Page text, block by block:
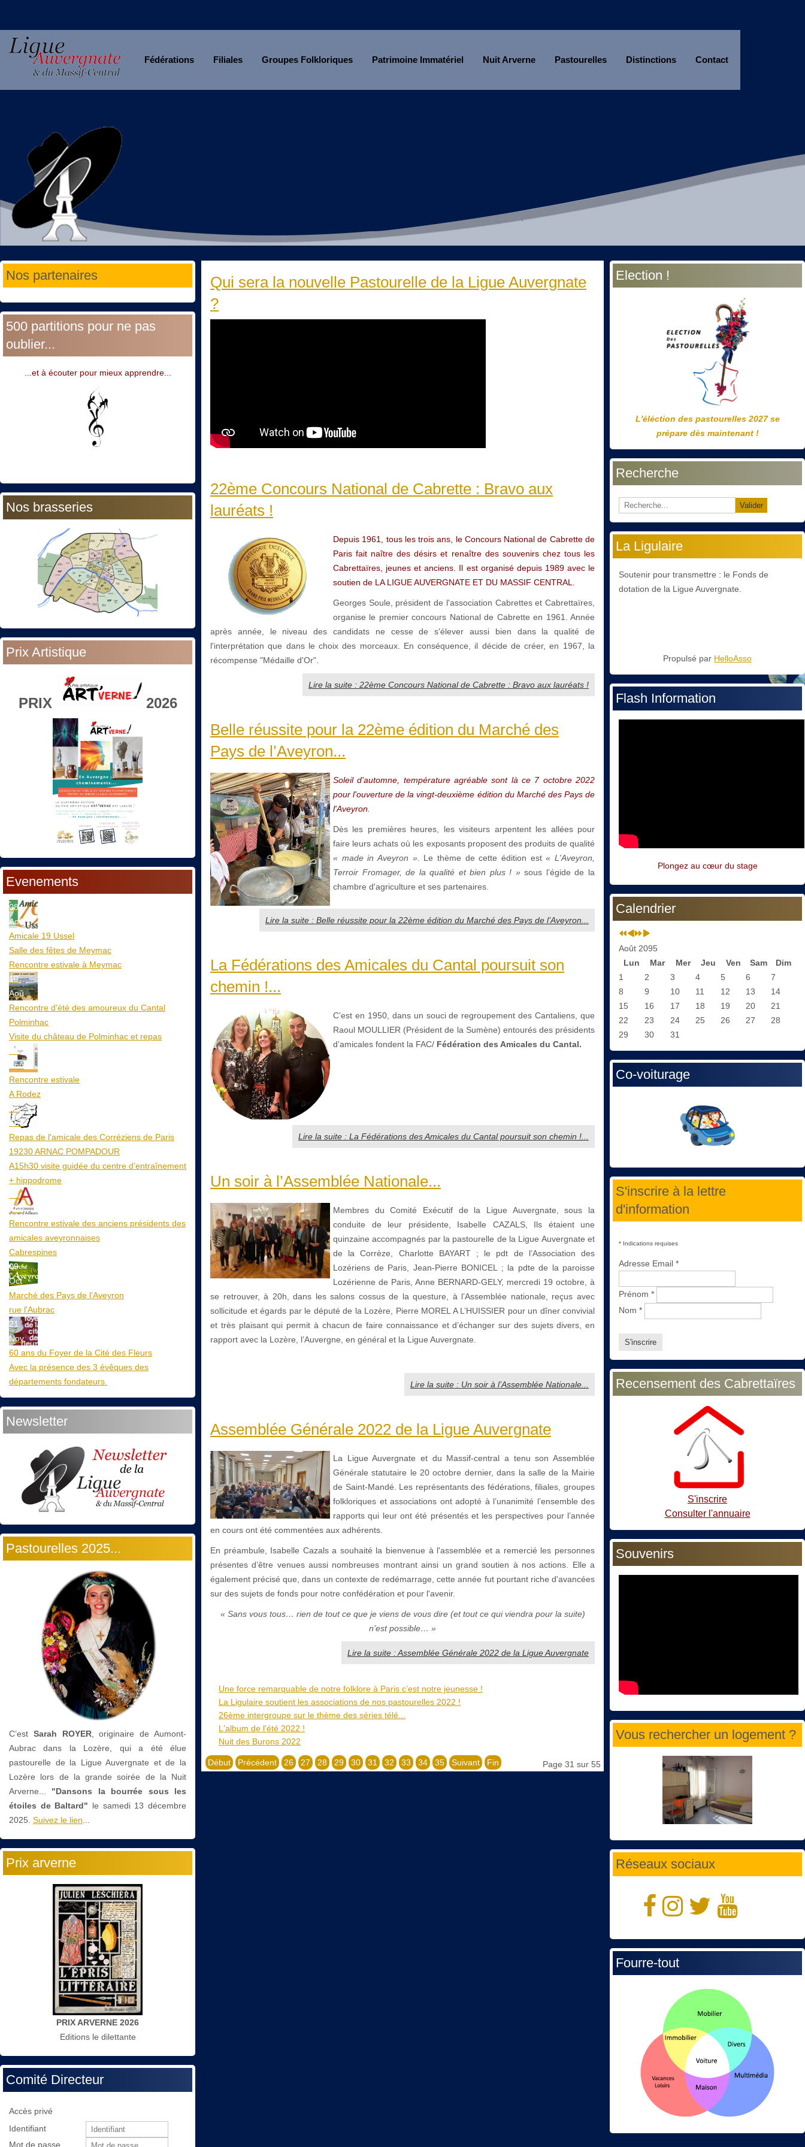
Fédérations Filiales Groupes Folkloriques Patrimoine Immatériel Nuit Arverne Pastourelles Distinctions Contact
Nos partenaires
500 partitions pour ne pas
oublier...
...et à écouter pour mieux apprendre...
Nos brasseries
Prix Artistique
PRIX 2026
Evenements
08
Aoû
Amicale 19 Ussel
Salle des fêtes de Meymac
Rencontre estivale à Meymac
10
Aoû
Rencontre d'été des amoureux du Cantal
Polminhac
Visite du château de Polminhac et repas
12
Aoû
Rencontre estivale
A Rodez
23
Aoû
Repas de l'amicale des Corréziens de Paris
19230 ARNAC POMPADOUR
A15h30 visite guidée du centre d’entraînement
+ hippodrome
25
Aoû
Rencontre estivale des anciens présidents des
amicales aveyronnaises
Cabrespines
09
Oct
Marché des Pays de l’Aveyron
rue l'Aubrac
21
Nov
60 ans du Foyer de la Cité des Fleurs
Avec la présence des 3 évêques des
départements fondateurs.
Newsletter
Pastourelles 2025...
C’est Sarah ROYER, originaire de Aumont-
Aubrac dans la Lozère, qui a été élue
pastourelle de la Ligue Auvergnate et de la
Lozère lors de la grande soirée de la Nuit
Arverne...
"Dansons la bourrée sous les
étoiles de Baltard" le samedi 13 décembre
2025. Suivez le lien
Prix arverne
PRIX ARVERNE 2026
Editions le dilettante
Comité Directeur
Accès privé
Identifiant
Mot de passe
Qui sera la nouvelle Pastourelle de la Ligue Auvergnate
?
22ème Concours National de Cabrette : Bravo aux
lauréats !
Depuis 1961, tous les trois ans, le Concours National de Cabrette de
Paris fait naître des désirs et renaître des souvenirs chez tous les
Cabrettaïres, jeunes et anciens. Il est organisé depuis 1989 avec le
soutien de LA LIGUE AUVERGNATE ET DU MASSIF CENTRAL.
Georges Soule, président de l'association Cabrettes et Cabrettaïres,
organise le premier concours National de Cabrette en 1961. Année
après année, le niveau des candidats ne cesse de s'élever aussi bien dans la qualité de
l'interprétation que dans le choix des morceaux. En conséquence, il décide de créer, en 1967, la
récompense "Médaille d'Or".
Lire la suite : 22ème Concours National de Cabrette : Bravo aux lauréats !
Belle réussite pour la 22ème édition du Marché des
Pays de l’Aveyron...
Soleil d'automne, température agréable sont là ce 7 octobre 2022
pour l'ouverture de la vingt-deuxième édition du Marché des Pays de
l'Aveyron.
Dès les premières heures, les visiteurs arpentent les allées pour
faire leurs achats où les exposants proposent des produits de qualité
« made in Aveyron ».
Le thème de cette édition est« L'Aveyron,
Terroir Fromager, de la qualité et bien plus ! » sous l’égide de la
chambre d'agriculture et ses partenaires.
Lire la suite : Belle réussite pour la 22ème édition du Marché des Pays de l’Aveyron...
La Fédérations des Amicales du Cantal poursuit son
chemin !...
C’est en 1950, dans un souci de regroupement des Cantaliens, que
Raoul MOULLIER (Président de la Sumène) entourés des présidents
d’amicales fondent la FAC/ Fédération des Amicales du Cantal.
Lire la suite : La Fédérations des Amicales du Cantal poursuit son chemin !...
Un soir à l’Assemblée Nationale...
Membres du Comité Exécutif de la Ligue Auvergnate, sous la
conduite de leur présidente, Isabelle CAZALS, Ils étaient une
quinzaine accompagnés par la pastourelle de la Ligue Auvergnate et
de la Corrèze, Charlotte BAYART ; le pdt de l’Association des
Lozériens de Paris, Jean-Pierre BONICEL ; la pdte de la paroisse
Lozérienne de Paris, Anne BERNARD-GELY, mercredi 19 octobre, à
se retrouver, à 20h, dans les salons cossus de la questure, à l’Assemblée nationale, reçus avec
sollicitude et égards par le député de la Lozère, Pierre MOREL A L’HUISSIER pour un dîner convivial
et très plaisant qui permit à chacun de faire connaissance et d’échanger sur des sujets divers, en
rapport avec la Lozère, l’Auvergne, en général et la Ligue Auvergnate.
Lire la suite : Un soir à l’Assemblée Nationale...
Assemblée Générale 2022 de la Ligue Auvergnate
La Ligue Auvergnate et du Massif-central a tenu son Assemblée
Générale statutaire le 20 octobre dernier, dans la salle de la Mairie
de Saint-Mandé. Les représentants des fédérations, filiales, groupes
folkloriques et associations ont adopté à l’unanimité l’ensemble des
rapports qui leur ont été présentés et les perspectives pour l’année
en cours ont été commentées aux adhérents.
En préambule, Isabelle Cazals a souhaité la bienvenue à l'assemblée et a remercié les personnes
présentes d’être venues aussi nombreuses montrant ainsi un grand soutien à nos actions. Elle a
également précisé que, dans un contexte de redémarrage, cette année fut pourtant riche d'avancées
sur des sujets de fonds pour notre confédération et pour l'avenir.
« Sans vous tous… rien de tout ce que je viens de vous dire (et tout ce qui viendra pour la suite)
n’est possible… »
Lire la suite : Assemblée Générale 2022 de la Ligue Auvergnate
Une force remarquable de notre folklore à Paris c’est notre jeunesse !
La Ligulaire soutient les associations de nos pastourelles 2022 !
26ème intergroupe sur le thème des séries télé...
L'album de l'été 2022 !
Nuit des Burons 2022
Page 31 sur 55
Début Précédent 26 27 28 29 30 31 32 33 34 35 Suivant Fin
Election !
L'éléction des pastourelles 2027 se
prépare dès maintenant !
Recherche
Valider
La Ligulaire
Soutenir pour transmettre : le Fonds de
dotation de la Ligue Auvergnate.
Propulsé par HelloAsso
Flash Information
Plongez au cœur du stage
Calendrier
Année
précédente
Mois
précédent
Année
suivante
Mois
suivant
Août 2095
Lun
Mar Mer Jeu Ven Sam
Dim
1
2 3 4 5 6
7
8
9 10 11 12 13
14
15
16 17 18 19 20
21
22
23 24 25 26 27
28
29
30 31
Co-voiturage
S'inscrire à la lettre
d'information
* Indications requises
Adresse Email *
Prénom *
Nom *
Recensement des Cabrettaïres
S'inscrire
Consulter l'annuaire
Souvenirs
Vous rechercher un logement ?
Réseaux sociaux
Fourre-tout